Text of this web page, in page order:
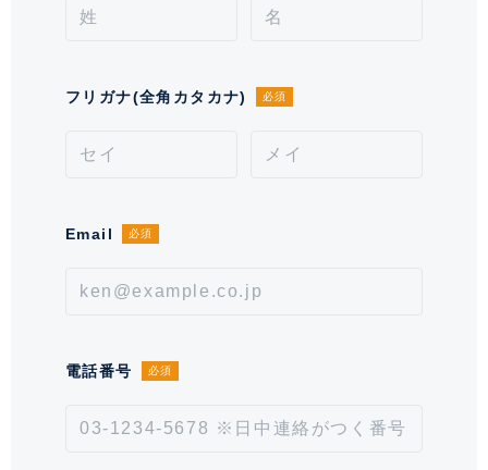
■ペット飼育時・SOHO利用時敷金1ヶ月積増となりま
保証料:毎月月額賃料等の1%(※保証委託最低金額 初
契約時月額賃料等の50%、継続保証料:毎年1万円。※契
料:毎年10～100%
フリガナ(全角カタカナ) 必須
Email 必須
電話番号 必須